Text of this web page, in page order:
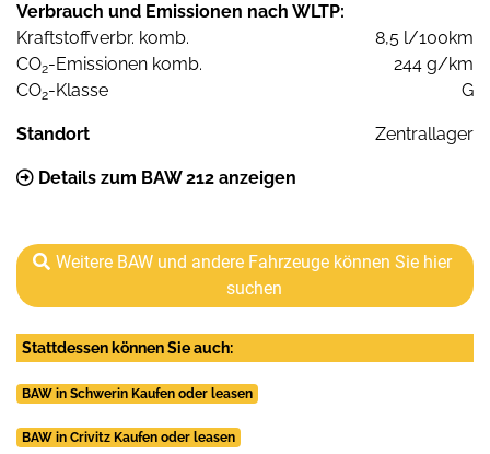
Verbrauch und Emissionen nach WLTP:
Kraftstoffverbr. komb.
8,5 l/100km
CO2-Emissionen komb.
244 g/km
CO2-Klasse G
Standort Zentrallager
Details zum BAW 212 anzeigen
Weitere BAW und andere Fahrzeuge können Sie hier
suchen
Stattdessen können Sie auch:
BAW in Schwerin Kaufen oder leasen
BAW in Crivitz Kaufen oder leasen